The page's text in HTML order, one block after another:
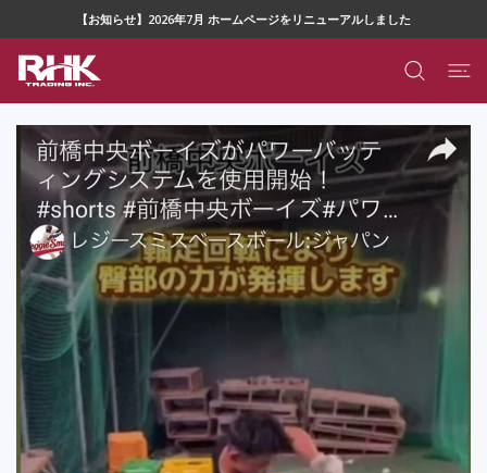
【お知らせ】2026年7月 ホームページをリニューアルしました